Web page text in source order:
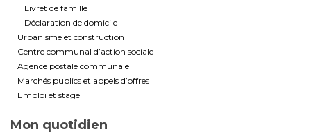
Livret de famille
Déclaration de domicile
Urbanisme et construction
Centre communal d’action sociale
Agence postale communale
Marchés publics et appels d’offres
Emploi et stage
Mon quotidien